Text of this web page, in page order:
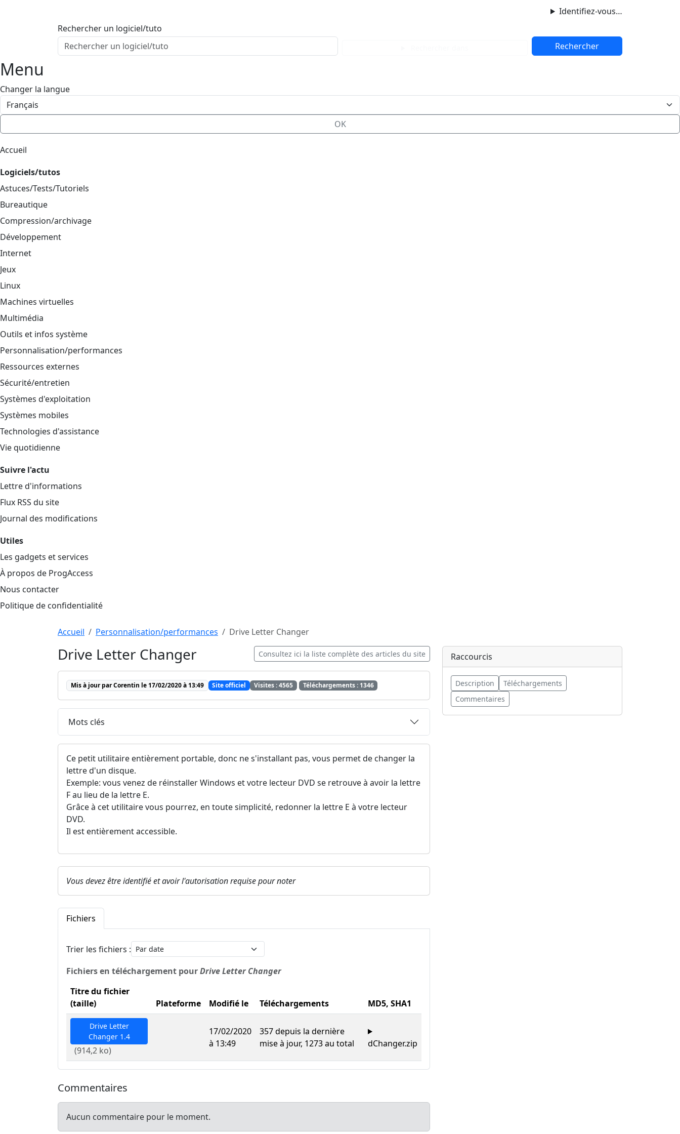
Identifiez-vous…
Contenu principal
Menu
Bas de page
Rechercher un logiciel/tuto
Menu
Changer la langue
OK
Accueil
Logiciels/tutos
Astuces/Tests/Tutoriels
Bureautique
Compression/archivage
Développement
Internet
Jeux
Linux
Machines virtuelles
Multimédia
Outils et infos système
Personnalisation/performances
Ressources externes
Sécurité/entretien
Systèmes d'exploitation
Systèmes mobiles
Technologies d'assistance
Vie quotidienne
Suivre l'actu
Lettre d'informations
Flux RSS du site
Journal des modifications
Utiles
Les gadgets et services
À propos de ProgAccess
Nous contacter
Politique de confidentialité
Aller au contenu principal
Accueil Personnalisation/performances Drive Letter Changer
Raccourcis
Description
Téléchargements
Commentaires
Drive Letter Changer Consultez ici la liste complète des articles du site
Mis à jour par Corentin le 17/02/2020 à 13:49 Site officiel Visites : 4565 Téléchargements : 1346
Mots clés
Ce petit utilitaire entièrement portable, donc ne s'installant pas, vous permet de changer la
lettre d'un disque.
Exemple: vous venez de réinstaller Windows et votre lecteur DVD se retrouve à avoir la lettre
F au lieu de la lettre E.
Grâce à cet utilitaire vous pourrez, en toute simplicité, redonner la lettre E à votre lecteur
DVD.
Il est entièrement accessible.
Vous devez être identifié et avoir l'autorisation requise pour noter
Fichiers
Trier les fichiers :
Fichiers en téléchargement pourDrive Letter Changer
Titre du fichier
(taille)
Plateforme Modifié le Téléchargements MD5, SHA1
Drive Letter
Changer 1.4
(914,2 ko)
17/02/2020
à 13:49
357 depuis la dernière
mise à jour, 1273 au total
dChanger.zip
Commentaires
Aucun commentaire pour le moment.